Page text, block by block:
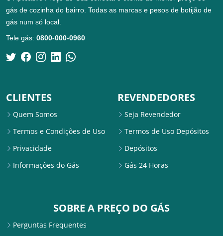
gás de cozinha do bairro. Todas as marcas e pesos de botijão de
gás num só local.
Tele gás: 0800-000-0960
CLIENTES
Quem Somos
Termos e Condições de Uso
Privacidade
Informações do Gás
REVENDEDORES
Seja Revendedor
Termos de Uso Depósitos
Depósitos
Gás 24 Horas
SOBRE A PREÇO DO GÁS
Perguntas Frequentes